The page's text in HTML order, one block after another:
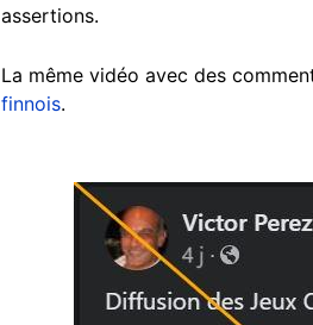
assertions.
La même vidéo avec des
finnois.